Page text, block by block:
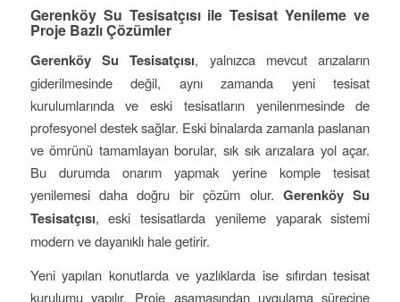
Gerenköy Su Tesisatçısı ile Tesisat Yenileme ve
Proje Bazlı Çözümler
Gerenköy Su Tesisatçısı, yalnızca mevcut arızaların
giderilmesinde değil, aynı zamanda yeni tesisat
kurulumlarında ve eski tesisatların yenilenmesinde de
profesyonel destek sağlar. Eski binalarda zamanla paslanan
ve ömrünü tamamlayan borular, sık sık arızalara yol açar.
Bu durumda onarım yapmak yerine komple tesisat
yenilemesi daha doğru bir çözüm olur. Gerenköy Su
Tesisatçısı, eski tesisatlarda yenileme yaparak sistemi
modern ve dayanıklı hale getirir.
Yeni yapılan konutlarda ve yazlıklarda ise sıfırdan tesisat
kurulumu yapılır. Proje aşamasından uygulama sürecine